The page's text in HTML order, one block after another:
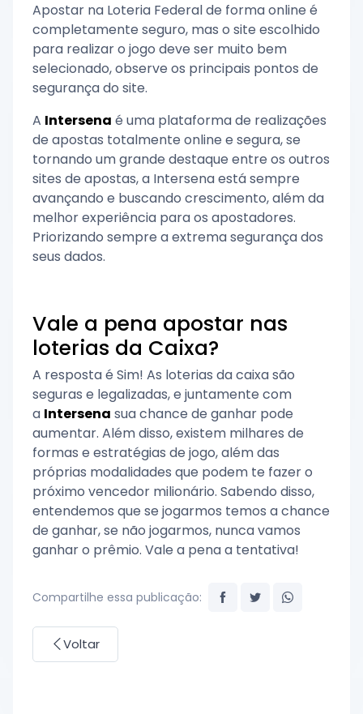
Apostar na Loteria Federal de forma online é
completamente seguro, mas o site escolhido
para realizar o jogo deve ser muito bem
selecionado, observe os principais pontos de
segurança do site.
A Intersena é uma plataforma de realizações
de apostas totalmente online e segura, se
tornando um grande destaque entre os outros
sites de apostas, a Intersena está sempre
avançando e buscando crescimento, além da
melhor experiência para os apostadores.
Priorizando sempre a extrema segurança dos
seus dados.
Vale a pena apostar nas
loterias da Caixa?
A resposta é Sim! As loterias da caixa são
seguras e legalizadas, e juntamente com
a Intersena sua chance de ganhar pode
aumentar. Além disso, existem milhares de
formas e estratégias de jogo, além das
próprias modalidades que podem te fazer o
próximo vencedor milionário. Sabendo disso,
entendemos que se jogarmos temos a chance
de ganhar, se não jogarmos, nunca vamos
ganhar o prêmio. Vale a pena a tentativa!
Compartilhe essa publicação:
Voltar